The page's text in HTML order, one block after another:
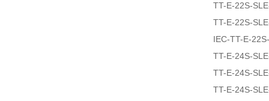
TT-E-22S-
TT-E-22S-
IEC-TT-E-
TT-E-24S-
TT-E-24S-
TT-E-24S-